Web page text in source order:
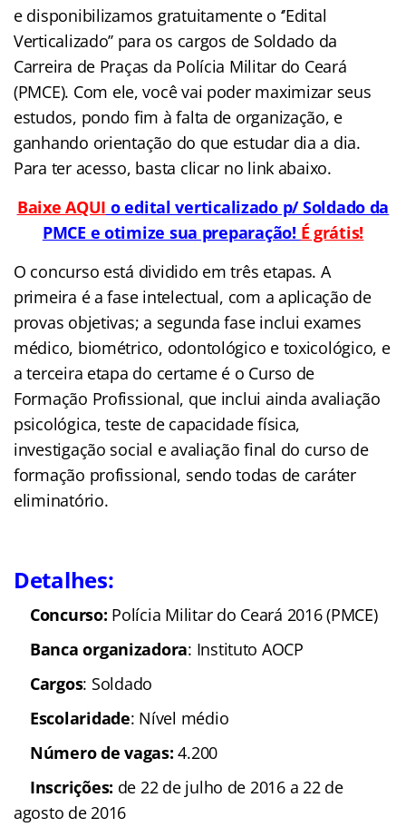
e disponibilizamos gratuitamente o ‘’Edital
Verticalizado’’ para os cargos de Soldado da
Carreira de Praças da Polícia Militar do Ceará
(PMCE). Com ele, você vai poder maximizar seus
estudos, pondo fim à falta de organização, e
ganhando orientação do que estudar dia a dia.
Para ter acesso, basta clicar no link abaixo.
Baixe AQUI o edital verticalizado p/ Soldado da
PMCE e otimize sua preparação! É grátis!
O concurso está dividido em três etapas. A
primeira é a fase intelectual, com a aplicação de
provas objetivas; a segunda fase inclui exames
médico, biométrico, odontológico e toxicológico, e
a terceira etapa do certame é o Curso de
Formação Profissional, que inclui ainda avaliação
psicológica, teste de capacidade física,
investigação social e avaliação final do curso de
formação profissional, sendo todas de caráter
eliminatório.
Detalhes:
Concurso: Polícia Militar do Ceará 2016 (PMCE)
Banca organizadora: Instituto AOCP
Cargos: Soldado
Escolaridade: Nível médio
Número de vagas: 4.200
Inscrições: de 22 de julho de 2016 a 22 de
agosto de 2016